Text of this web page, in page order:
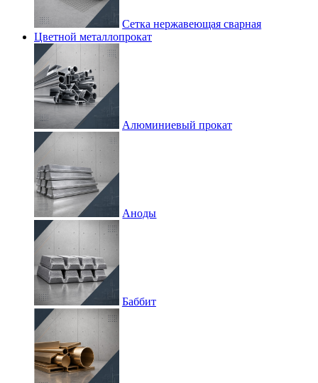
Сетка нержавеющая сварная
Цветной металлопрокат
Алюминиевый прокат
Аноды
Баббит